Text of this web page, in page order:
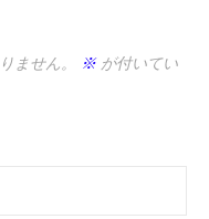
ません。 ※が付いてい